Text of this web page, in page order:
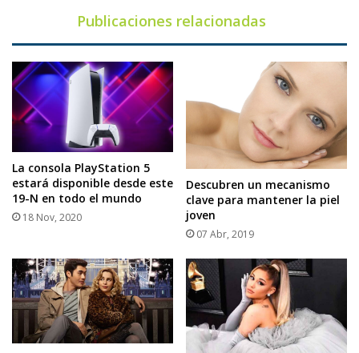
Publicaciones relacionadas
La consola PlayStation 5
estará disponible desde este
19-N en todo el mundo
18 Nov, 2020
Descubren un mecanismo
clave para mantener la piel
joven
07 Abr, 2019